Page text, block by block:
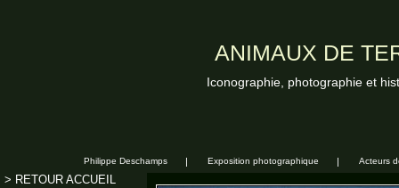
ANIMAUX DE
Iconographie, photographie et
Acteurs
|
Exposition photographique
|
Philippe Deschamps
> RETOUR ACCUEIL